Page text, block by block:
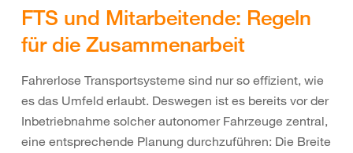
FTS und Mitarbeitende: Regeln
für die Zusammenarbeit
Fahrerlose Transportsysteme sind nur so effizient, wie
es das Umfeld erlaubt. Deswegen ist es bereits vor der
Inbetriebnahme solcher autonomer Fahrzeuge zentral,
eine entsprechende Planung durchzuführen: Die Breite